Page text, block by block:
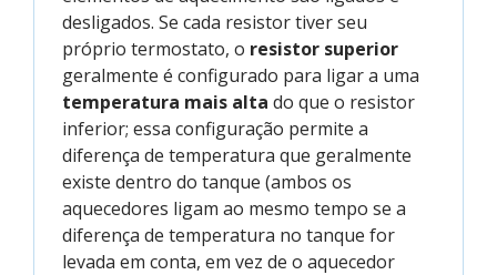
desligados. Se cada resistor tiver seu
próprio termostato, o resistor superior
geralmente é configurado para ligar a uma
temperatura mais alta do que o resistor
inferior; essa configuração permite a
diferença de temperatura que geralmente
existe dentro do tanque (ambos os
aquecedores ligam ao mesmo tempo se a
diferença de temperatura no tanque for
levada em conta, em vez de o aquecedor